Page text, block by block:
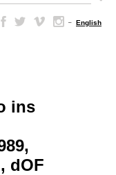
– English
ins
dOF